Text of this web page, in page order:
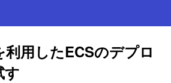
用したECSのデプロ
す